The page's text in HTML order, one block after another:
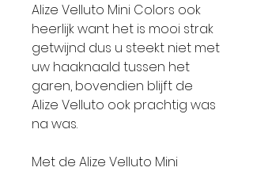
Alize Velluto Mini Colors ook
heerlijk want het is mooi strak
getwijnd dus u steekt niet met
uw haaknaald tussen het
garen, bovendien blijft de
Alize Velluto ook prachtig was
na was.
Met de Alize Velluto Mini